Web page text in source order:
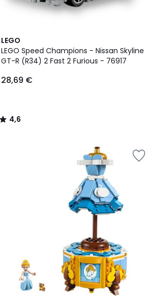
LEGO
LEGO Speed Champions - Nissan Skyline
GT-R (R34) 2 Fast 2 Furious - 76917
28,69 €
4,6
/ 5
4,6
/